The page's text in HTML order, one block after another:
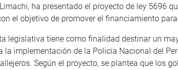
ha presentado el proyecto de ley 5696
el objetivo de promover el financiamiento
legislativa tiene como finalidad destinar un
la implementación de la Policía Nacional del
Según el proyecto, se plantea que los